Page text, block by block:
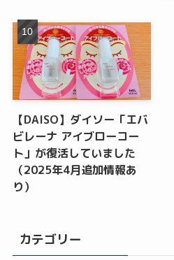
【DAISO】ダイソー「エバ
ビレーナ アイブローコー
ト」が復活していました
（2025年4月追加情報あ
り）
カテゴリー